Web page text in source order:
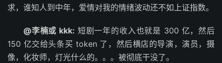
求，谁知人到中年，爱情对我的情绪波动还不如上证指数。
@李楠或 kkk: 短剧一年的收入也就是 300 亿，然后
150 亿交给头条买 token 了，然后横店的导演，演员，摄
像，化妆师，灯光什么的。。。被彻底干没了。